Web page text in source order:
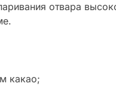
отвара
какао;